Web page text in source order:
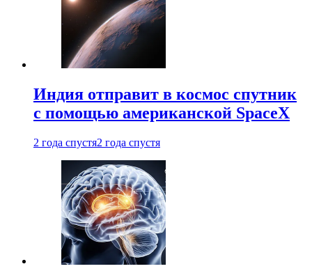
Индия отправит в космос спутник
с помощью американской SpaceX
2 года спустя2 года спустя